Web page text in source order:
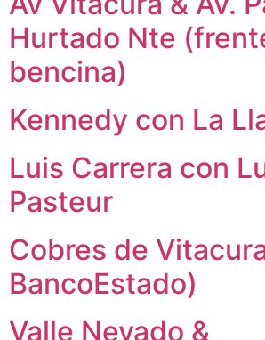
Hurtado Nte
bencina)
Kennedy con La
Luis Carrera con
Pasteur
Cobres de
BancoEstado)
Valle Nevado &